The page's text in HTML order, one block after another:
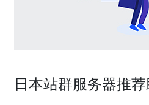
日本站群服务器推